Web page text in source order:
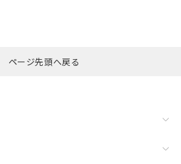
ページ先頭へ戻る